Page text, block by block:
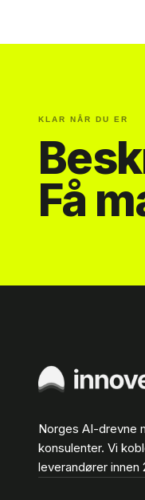
KLAR NÅR DU ER
Få
Norges AI-drevne
konsulenter. Vi
leverandører innen